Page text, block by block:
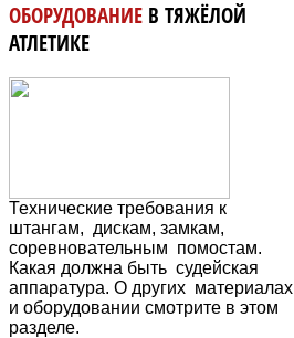
ОБОРУДОВАНИЕ В ТЯЖЁЛОЙ
АТЛЕТИКЕ
Технические требования к
штангам, дискам, замкам,
соревновательным помостам.
Какая должна быть судейская
аппаратура. О других материалах
и оборудовании смотрите в этом
разделе.